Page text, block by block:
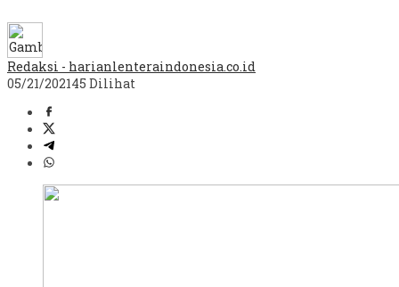
Redaksi - harianlenteraindonesia.co.id
05/21/202145 Dilihat